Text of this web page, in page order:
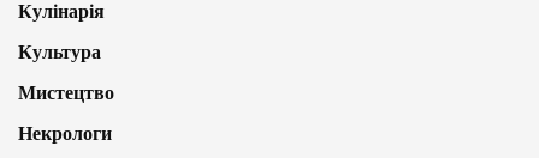
Кулінарія
Культура
Мистецтво
Некрологи